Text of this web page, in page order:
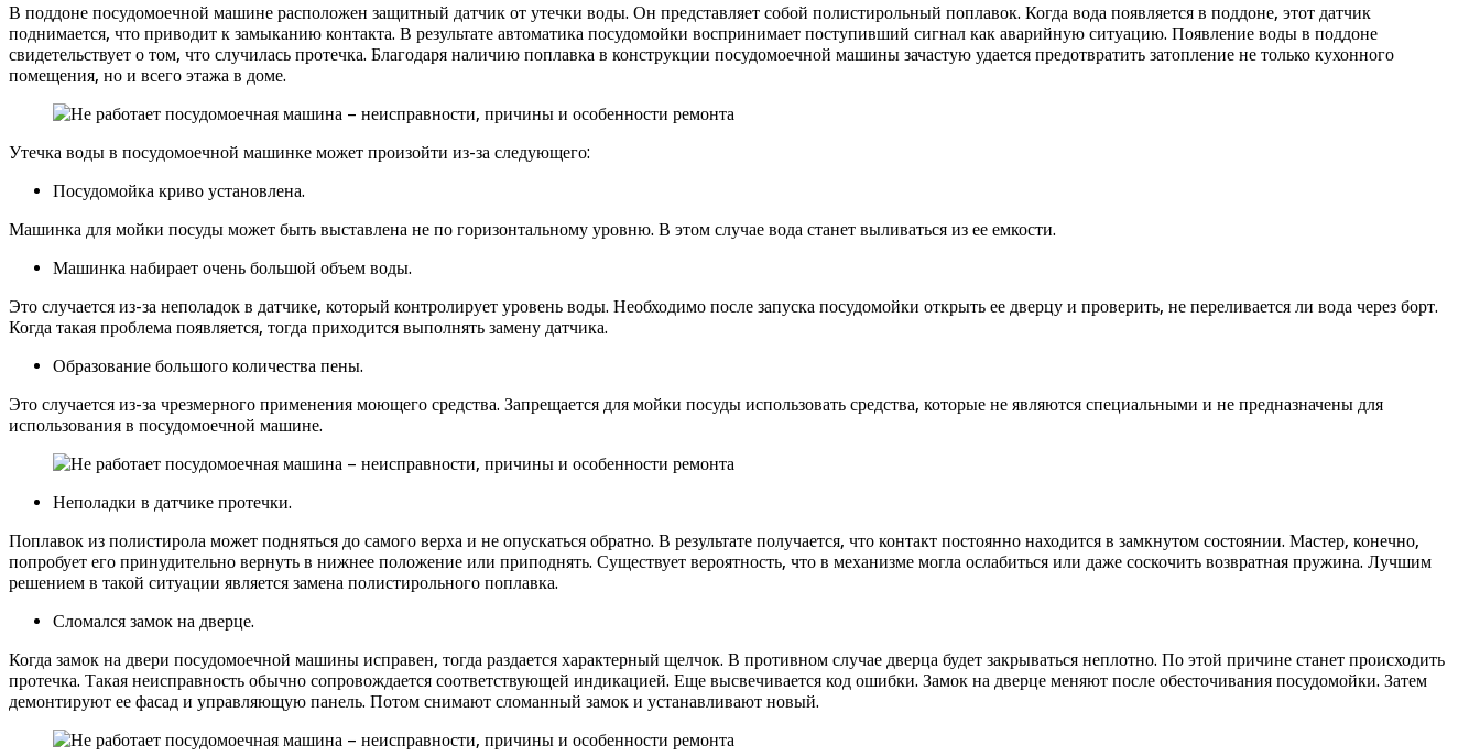
В поддоне посудомоечной машине расположен защитный датчик от утечки воды. Он представляет собой полистирольный поплавок. Когда вода появляется в поддоне, этот датчик
поднимается, что приводит к замыканию контакта. В результате автоматика посудомойки воспринимает поступивший сигнал как аварийную ситуацию. Появление воды в поддоне
свидетельствует о том, что случилась протечка. Благодаря наличию поплавка в конструкции посудомоечной машины зачастую удается предотвратить затопление не только кухонного
помещения, но и всего этажа в доме.
Утечка воды в посудомоечной машинке может произойти из-за следующего:
Посудомойка криво установлена.
Машинка для мойки посуды может быть выставлена не по горизонтальному уровню. В этом случае вода станет выливаться из ее емкости.
Машинка набирает очень большой объем воды.
Это случается из-за неполадок в датчике, который контролирует уровень воды. Необходимо после запуска посудомойки открыть ее дверцу и проверить, не переливается ли вода через борт.
Когда такая проблема появляется, тогда приходится выполнять замену датчика.
Образование большого количества пены.
Это случается из-за чрезмерного применения моющего средства. Запрещается для мойки посуды использовать средства, которые не являются специальными и не предназначены для
использования в посудомоечной машине.
Неполадки в датчике протечки.
Поплавок из полистирола может подняться до самого верха и не опускаться обратно. В результате получается, что контакт постоянно находится в замкнутом состоянии. Мастер, конечно,
попробует его принудительно вернуть в нижнее положение или приподнять. Существует вероятность, что в механизме могла ослабиться или даже соскочить возвратная пружина. Лучшим
решением в такой ситуации является замена полистирольного поплавка.
Сломался замок на дверце.
Когда замок на двери посудомоечной машины исправен, тогда раздается характерный щелчок. В противном случае дверца будет закрываться неплотно. По этой причине станет происходить
протечка. Такая неисправность обычно сопровождается соответствующей индикацией. Еще высвечивается код ошибки. Замок на дверце меняют после обесточивания посудомойки. Затем
демонтируют ее фасад и управляющую панель. Потом снимают сломанный замок и устанавливают новый.